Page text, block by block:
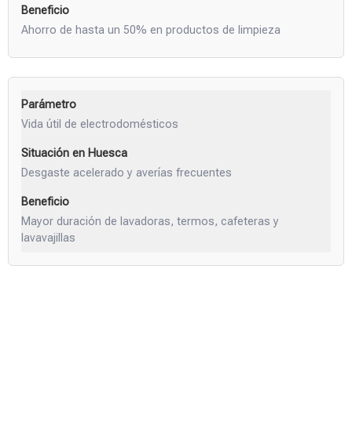
Ahorro de hasta un 50% en productos de limpieza
Vida útil de electrodomésticos
Desgaste acelerado y averías frecuentes
Mayor duración de lavadoras, termos, cafeteras y
lavavajillas